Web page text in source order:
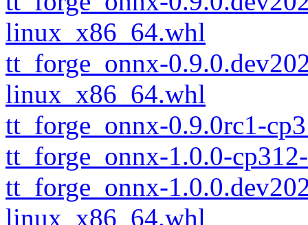
linux_x86_64.whl
tt_forge_onnx-
linux_x86_64.whl
tt_forge_onnx-0.9.0rc1-
tt_forge_onnx-1.0.0-
tt_forge_onnx-
linux_x86_64.whl